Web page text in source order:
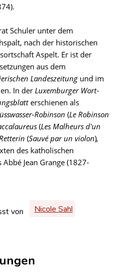
Schuler unter dem
nach der historischen
Aspelt. Er ist der
aus dem
Landeszeitung und im
In der Luxemburger Wort-
erschienen als
Robinson (Le Robinson
(Les Malheurs d'un
(Sauvé par un violon),
des katholischen
Jean Grange (1827-
von Nicole Sahl